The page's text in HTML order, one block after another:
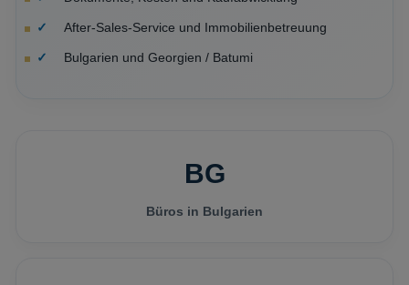
After-Sales-Service und Immobilienbetreuung
Bulgarien und Georgien / Batumi
BG
Büros in Bulgarien